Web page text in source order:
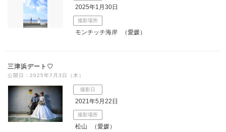
2025年1月30日
撮影場所
モンチッチ海岸 （愛媛）
三津浜デート♡
公開日：2025年7月3日（木）
撮影日
2021年5月22日
撮影場所
松山 （愛媛）